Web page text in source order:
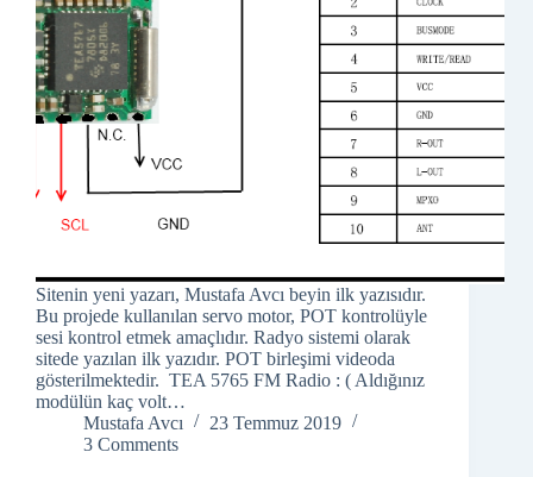
Sitenin yeni yazarı, Mustafa Avcı beyin ilk yazısıdır.
Bu projede kullanılan servo motor, POT kontrolüyle
sesi kontrol etmek amaçlıdır. Radyo sistemi olarak
sitede yazılan ilk yazıdır. POT birleşimi videoda
gösterilmektedir. TEA 5765 FM Radio : ( Aldığınız
modülün kaç volt…
Mustafa Avcı
23 Temmuz 2019
3 Comments